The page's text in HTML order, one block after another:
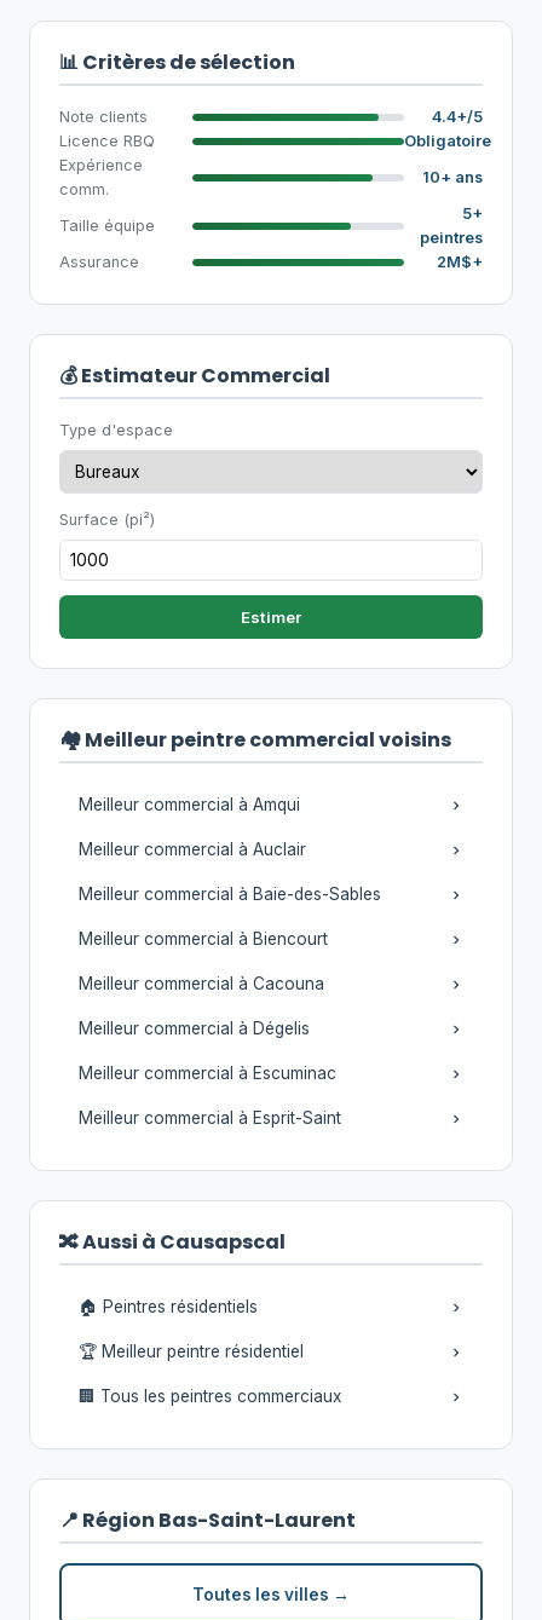
📊 Critères de sélection
Note clients
4.4+/5
Licence RBQ
Obligatoire
Expérience
comm.
10+ ans
Taille équipe
5+
peintres
Assurance
2M$+
💰 Estimateur Commercial
Type d'espace
Surface (pi²)
Estimer
🏘️ Meilleur peintre commercial voisins
Meilleur commercial à Amqui
Meilleur commercial à Auclair
Meilleur commercial à Baie-des-Sables
Meilleur commercial à Biencourt
Meilleur commercial à Cacouna
Meilleur commercial à Dégelis
Meilleur commercial à Escuminac
Meilleur commercial à Esprit-Saint
🔀 Aussi à Causapscal
🏠 Peintres résidentiels
🏆 Meilleur peintre résidentiel
🏢 Tous les peintres commerciaux
📍 Région Bas-Saint-Laurent
Toutes les villes →